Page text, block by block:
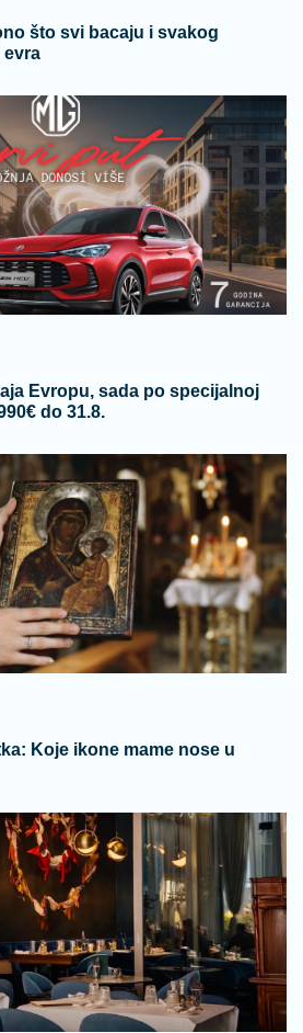
što svi bacaju i svakog
evra
Evropu, sada po specijalnoj
do 31.8.
Koje ikone mame nose u